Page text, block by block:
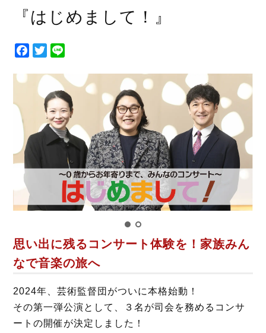
『はじめまして！』
F
o
T
i
t
t
e
n
e
思い出に残るコンサート体験を！家族みん
なで音楽の旅へ
2024年、芸術監督団がついに本格始動！
その第一弾公演として、３名が司会を務めるコンサ
ートの開催が決定しました！